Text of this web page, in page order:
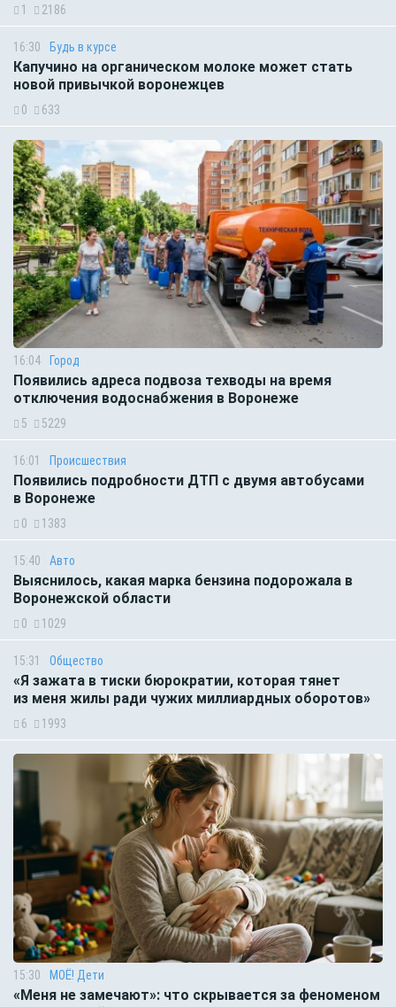
1 2186
16:30 Будь в курсе
Капучино на органическом молоке может стать
новой привычкой воронежцев
0 633
16:04 Город
Появились адреса подвоза техводы на время
отключения водоснабжения в Воронеже
5 5229
16:01 Происшествия
Появились подробности ДТП с двумя автобусами
в Воронеже
0 1383
15:40 Авто
Выяснилось, какая марка бензина подорожала в
Воронежской области
0 1029
15:31 Общество
«Я зажата в тиски бюрократии, которая тянет
из меня жилы ради чужих миллиардных оборотов»
6 1993
15:30 МОЁ! Дети
«Меня не замечают»: что скрывается за феноменом